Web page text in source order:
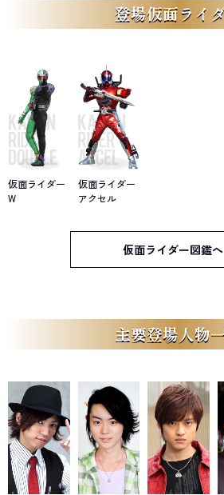
登場仮面ライ
仮面ライダー
W
仮面ライダー
アクセル
仮面ライダー図鑑へ
主要登場人物